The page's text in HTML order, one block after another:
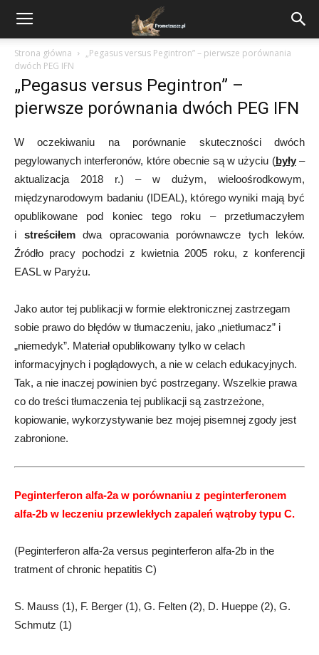
Strona główna
„Pegasus versus Pegintron” – pierwsze porównania
dwóch PEG IFN
„Pegasus versus Pegintron” –
pierwsze porównania dwóch PEG IFN
W oczekiwaniu na porównanie skuteczności dwóch
pegylowanych interferonów, które obecnie są w użyciu (były–
aktualizacja 2018 r.) – w dużym, wieloośrodkowym,
międzynarodowym badaniu (IDEAL), którego wyniki mają być
opublikowane pod koniec tego roku – przetłumaczyłem
i streściłemdwa opracowania porównawcze tych leków.
Źródło pracy pochodzi z kwietnia 2005 roku, z konferencji
EASL w Paryżu.
Jako autor tej publikacji w formie elektronicznej zastrzegam
sobie prawo do błędów w tłumaczeniu, jako „nietłumacz” i
„niemedyk”. Materiał opublikowany tylko w celach
informacyjnych i poglądowych, a nie w celach edukacyjnych.
Tak, a nie inaczej powinien być postrzegany. Wszelkie prawa
co do treści tłumaczenia tej publikacji są zastrzeżone,
kopiowanie, wykorzystywanie bez mojej pisemnej zgody jest
zabronione.
Peginterferon alfa-2a w porównaniu z peginterferonem
alfa-2b w leczeniu przewlekłych zapaleń wątroby typu C.
(Peginterferon alfa-2a versus peginterferon alfa-2b in the
tratment of chronic hepatitis C)
S. Mauss (1), F. Berger (1), G. Felten (2), D. Hueppe (2), G.
Schmutz (1)